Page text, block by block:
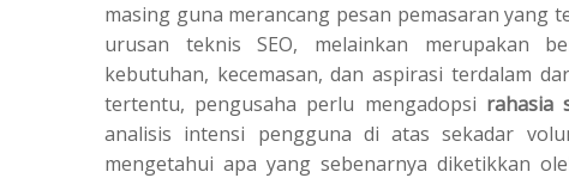
masing guna merancang pesan pemasaran yang
urusan teknis SEO, melainkan merupakan
kebutuhan, kecemasan, dan aspirasi terdalam
tertentu, pengusaha perlu mengadopsi rahasia
analisis intensi pengguna di atas sekadar
mengetahui apa yang sebenarnya diketikkan